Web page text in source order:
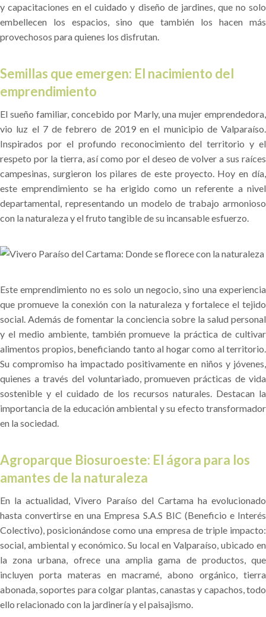
y capacitaciones en el cuidado y diseño de jardines, que no solo
embellecen los espacios, sino que también los hacen más
provechosos para quienes los disfrutan.
Semillas que emergen: El nacimiento del
emprendimiento
El sueño familiar, concebido por Marly, una mujer emprendedora,
vio luz el 7 de febrero de 2019 en el municipio de Valparaíso.
Inspirados por el profundo reconocimiento del territorio y el
respeto por la tierra, así como por el deseo de volver a sus raíces
campesinas, surgieron los pilares de este proyecto. Hoy en día,
este emprendimiento se ha erigido como un referente a nivel
departamental, representando un modelo de trabajo armonioso
con la naturaleza y el fruto tangible de su incansable esfuerzo.
Este emprendimiento no es solo un negocio, sino una experiencia
que promueve la conexión con la naturaleza y fortalece el tejido
social. Además de fomentar la conciencia sobre la salud personal
y el medio ambiente, también promueve la práctica de cultivar
alimentos propios, beneficiando tanto al hogar como al territorio.
Su compromiso ha impactado positivamente en niños y jóvenes,
quienes a través del voluntariado, promueven prácticas de vida
sostenible y el cuidado de los recursos naturales. Destacan la
importancia de la educación ambiental y su efecto transformador
en la sociedad.
Agroparque Biosuroeste: El ágora para los
amantes de la naturaleza
En la actualidad, Vivero Paraíso del Cartama ha evolucionado
hasta convertirse en una Empresa S.A.S BIC (Beneficio e Interés
Colectivo), posicionándose como una empresa de triple impacto:
social, ambiental y económico. Su local en Valparaíso, ubicado en
la zona urbana, ofrece una amplia gama de productos, que
incluyen porta materas en macramé, abono orgánico, tierra
abonada, soportes para colgar plantas, canastas y capachos, todo
ello relacionado con la jardinería y el paisajismo.